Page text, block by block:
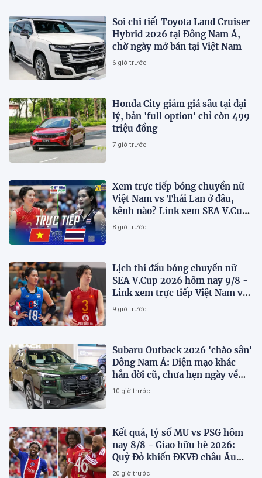
Soi chi tiết Toyota Land Cruiser
Hybrid 2026 tại Đông Nam Á,
chờ ngày mở bán tại Việt Nam
6 giờ trước
Honda City giảm giá sâu tại đại
lý, bản 'full option' chỉ còn 499
triệu đồng
7 giờ trước
Xem trực tiếp bóng chuyền nữ
Việt Nam vs Thái Lan ở đâu,
kênh nào? Link xem SEA V.Cup
2026 mới nhất
8 giờ trước
Lịch thi đấu bóng chuyền nữ
SEA V.Cup 2026 hôm nay 9/8 -
Link xem trực tiếp Việt Nam vs
Thái Lan
9 giờ trước
Subaru Outback 2026 'chào sân'
Đông Nam Á: Diện mạo khác
hẳn đời cũ, chưa hẹn ngày về
Việt Nam
10 giờ trước
Kết quả, tỷ số MU vs PSG hôm
nay 8/8 - Giao hữu hè 2026:
Quỷ Đỏ khiến ĐKVĐ châu Âu
toát mồ hôi
20 giờ trước